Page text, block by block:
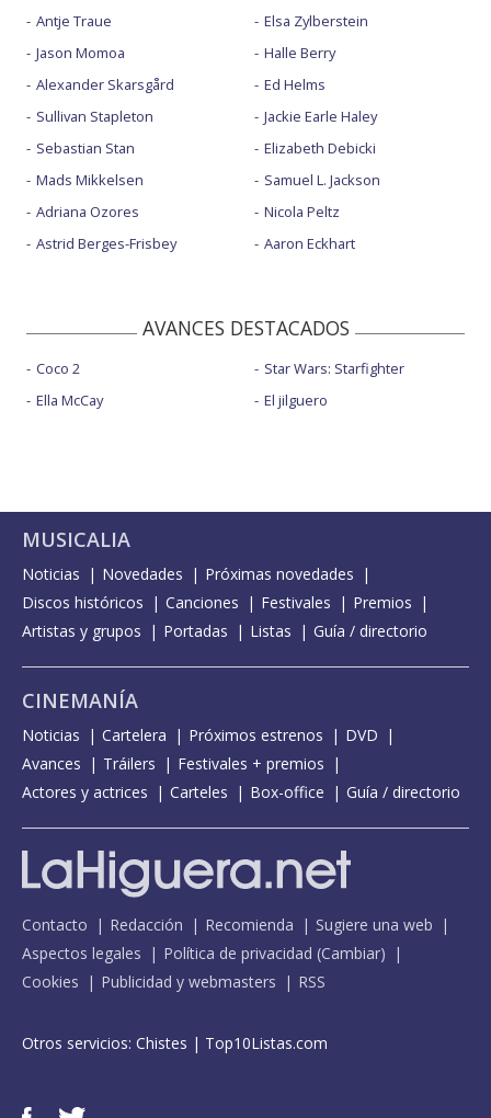
Antje Traue
Jason Momoa
Alexander Skarsgård
Sullivan Stapleton
Sebastian Stan
Mads Mikkelsen
Adriana Ozores
Astrid Berges-Frisbey
Elsa Zylberstein
Halle Berry
Ed Helms
Jackie Earle Haley
Elizabeth Debicki
Samuel L. Jackson
Nicola Peltz
Aaron Eckhart
AVANCES DESTACADOS
Coco 2
Ella McCay
Star Wars: Starfighter
El jilguero
MUSICALIA
Noticias Novedades
Próximas novedades
Discos históricos
Canciones Festivales
Premios
Artistas y grupos
Portadas Listas Guía / directorio
CINEMANÍA
Noticias Cartelera Próximos estrenos
DVD
Avances
Tráilers
Festivales + premios
Actores y actrices
Carteles Box-office Guía / directorio
Contacto Redacción Recomienda
Sugiere una web
Aspectos legales
Política de privacidad (Cambiar)
Cookies
Publicidad y webmasters RSS
Otros servicios: Chistes | Top10Listas.com